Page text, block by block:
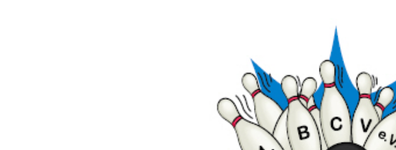
Sommerfestturnier
JT Rottendorf